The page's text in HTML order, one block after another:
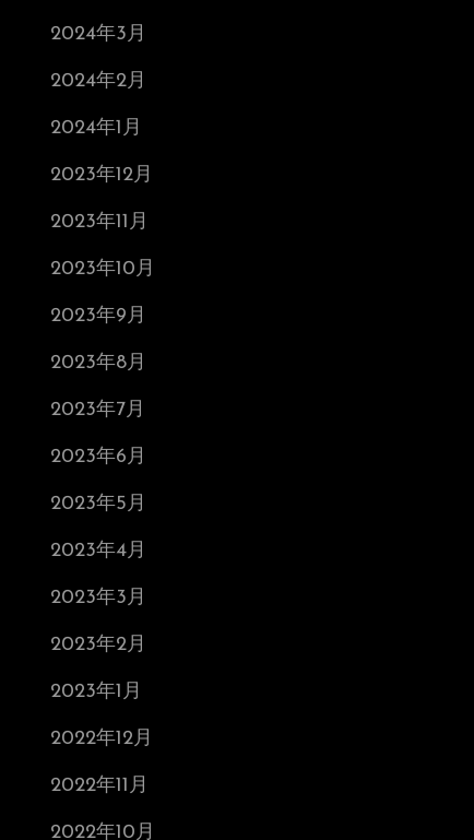
2024年3月
2024年2月
2024年1月
2023年12月
2023年11月
2023年10月
2023年9月
2023年8月
2023年7月
2023年6月
2023年5月
2023年4月
2023年3月
2023年2月
2023年1月
2022年12月
2022年11月
2022年10月